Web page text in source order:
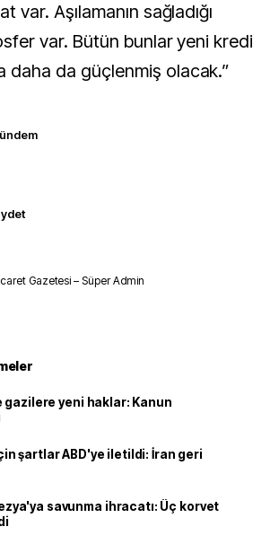
var. Aşılamanın sağladığı
var. Bütün bunlar yeni kredi
daha da güçlenmiş olacak.”
Gazetesi – Süper Admin
gazilere yeni haklar: Kanun
şartlar ABD'ye iletildi: İran geri
savunma ihracatı: Üç korvet